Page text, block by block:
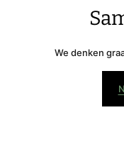
We denken